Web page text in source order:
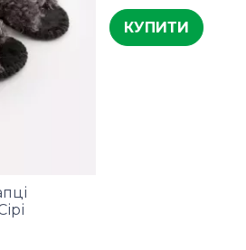
КУПИТИ